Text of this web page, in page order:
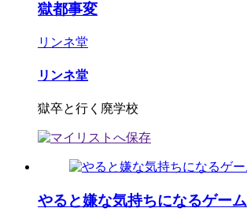
獄都事変
リンネ堂
リンネ堂
獄卒と行く廃学校
やると嫌な気持ちになるゲーム